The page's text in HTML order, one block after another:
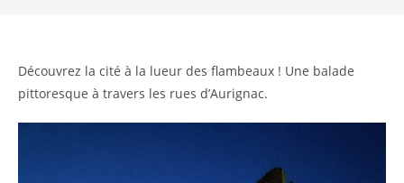
Découvrez la cité à la lueur des flambeaux ! Une balade
pittoresque à travers les rues d’Aurignac.